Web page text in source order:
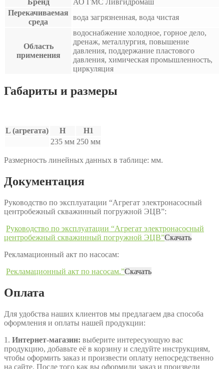
Перекачиваемая
среда
вода загрязненная, вода чистая
Область
применения
водоснабжение холодное, горное дело,
дренаж, металлургия, повышение
давления, поддержание пластового
давления, химическая промышленность,
циркуляция
Габариты и размеры
L (агрегата) H
H1
235 мм 250 мм
Размерность линейных данных в таблице: мм.
Документация
Руководство по эксплуатации “Агрегат электронасосный
центробежный скважинный погружной ЭЦВ”:
Руководство по эксплуатации “Агрегат электронасосный
центробежный скважинный погружной ЭЦВ”Скачать
Рекламационный акт по насосам:
Рекламационный акт по насосам.”Скачать
Оплата
Для удобства наших клиентов мы предлагаем два способа
оформления и оплаты нашей продукции:
1. Интернет-магазин: выберите интересующую вас
продукцию, добавьте её в корзину и следуйте инструкциям,
чтобы оформить заказ и произвести оплату непосредственно
на сайте. После того как вы оформили заказ и произвели